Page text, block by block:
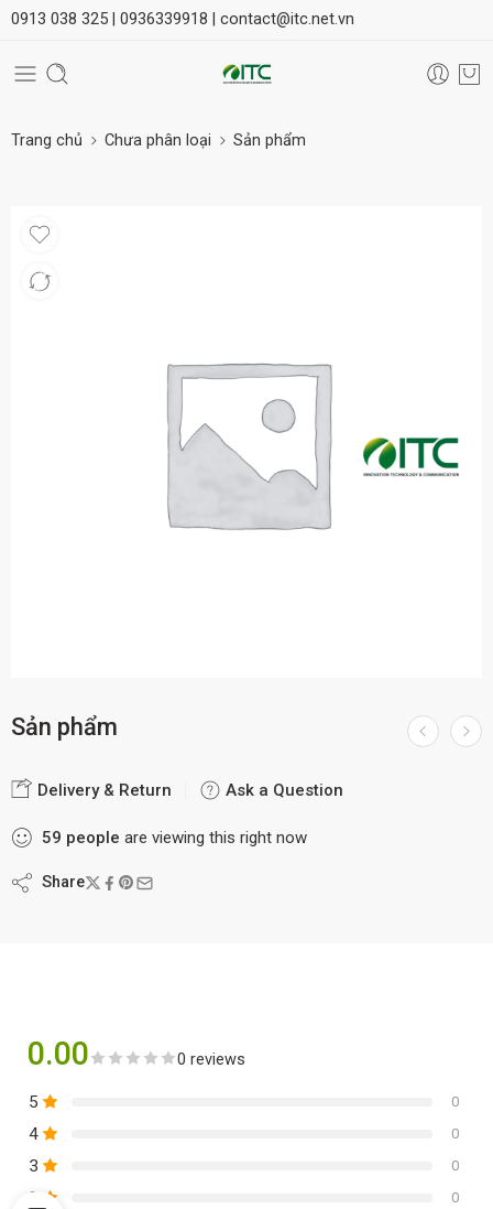
0913 038 325 | 0936339918 | contact@itc.net.vn
Trang chủ Chưa phân loại Sản phẩm
Sản phẩm
Delivery & Return Ask a Question
59 people are viewing this right now
Share
0.00 0 reviews
5 0
4 0
3 0
2 0